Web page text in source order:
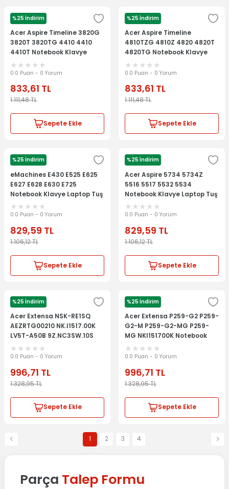
%25 İndirim
ACER
Acer Aspire Timeline 3820G
3820T 3820TG 4410 4410
4410T Notebook Klavye
Laptop Tuş Takımı
0.0 Puan - 0 Yorum
833,61 TL
1.111,48TL
Sepete Ekle
%25 İndirim
ACER
Acer Aspire Timeline
4810TZG 4810Z 4820 4820T
4820TG Notebook Klavye
Laptop Tuş Takımı
0.0 Puan - 0 Yorum
833,61 TL
1.111,48TL
Sepete Ekle
%25 İndirim
ACER
eMachines E430 E525 E625
E627 E628 E630 E725
Notebook Klavye Laptop Tuş
Takımı
0.0 Puan - 0 Yorum
829,59 TL
1.106,12TL
Sepete Ekle
%25 İndirim
ACER
Acer Aspire 5734 5734Z
5516 5517 5532 5534
Notebook Klavye Laptop Tuş
Takımı
0.0 Puan - 0 Yorum
829,59 TL
1.106,12TL
Sepete Ekle
%25 İndirim
ACER
Acer Extensa NSK-RE1SQ
AEZRTG00210 NK.I1517.00K
LV5T-A50B 9Z.NC3SW.10S
Notebook Klavye Laptop Tuş
Takımı
0.0 Puan - 0 Yorum
996,71 TL
1.328,95TL
Sepete Ekle
%25 İndirim
ACER
Acer Extensa P259-G2 P259-
G2-M P259-G2-MG P259-
MG NKI151700K Notebook
Klavye Laptop Tuş Takımı
0.0 Puan - 0 Yorum
996,71 TL
1.328,95TL
Sepete Ekle
1 2 3 4
Parça Talep Formu